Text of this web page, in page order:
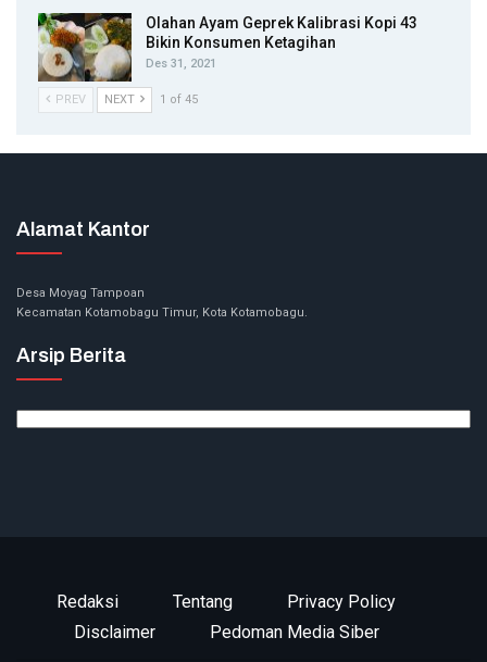
Olahan Ayam Geprek Kalibrasi Kopi 43
Bikin Konsumen Ketagihan
Des 31, 2021
PREV NEXT 1 of 45
Alamat Kantor
Desa Moyag Tampoan
Kecamatan Kotamobagu Timur, Kota Kotamobagu.
Arsip Berita
Redaksi Tentang
Privacy Policy
Disclaimer
Pedoman Media Siber